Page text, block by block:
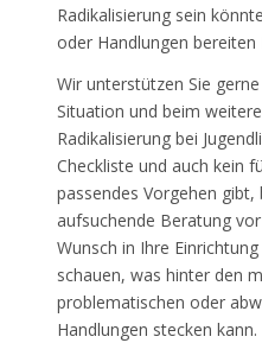
Radikalisierung sein
oder Handlungen bereiten
Wir unterstützen Sie
Situation und beim
Radikalisierung bei
Checkliste und auch kein
passendes Vorgehen
aufsuchende Beratung
Wunsch in Ihre
schauen, was hinter den
problematischen oder
Handlungen stecken